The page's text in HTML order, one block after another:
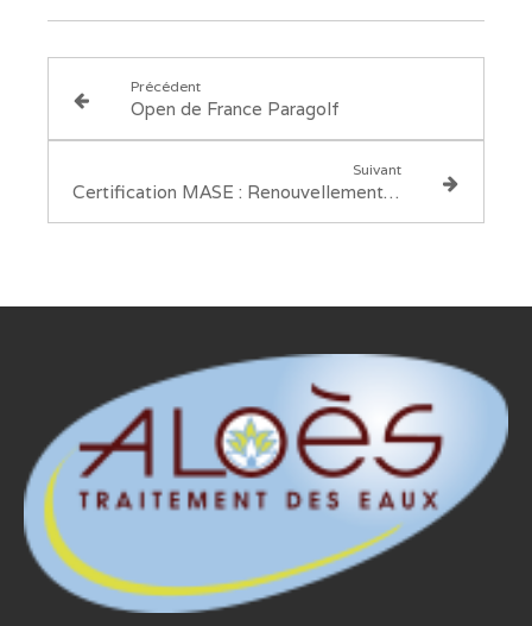
Précédent
Open de France Paragolf
Suivant
Certification MASE : Renouvellement pour 3 ans